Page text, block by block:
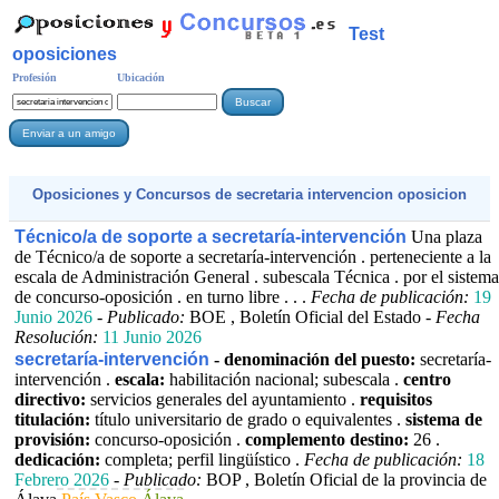
Test
oposiciones
Profesión Ubicación
Oposiciones y Concursos de secretaria intervencion oposicion
Técnico/a de soporte a secretaría-intervención Una plaza
de Técnico/a de soporte a secretaría-intervención . perteneciente a la
escala de Administración General . subescala Técnica . por el sistema
de concurso-oposición . en turno libre . . . Fecha de publicación: 19
Junio 2026 - Publicado: BOE , Boletín Oficial del Estado - Fecha
Resolución: 11 Junio 2026
secretaría-intervención - denominación del puesto: secretaría-
intervención . escala: habilitación nacional; subescala . centro
directivo: servicios generales del ayuntamiento . requisitos
titulación: título universitario de grado o equivalentes . sistema de
provisión: concurso-oposición . complemento destino: 26 .
dedicación: completa; perfil lingüístico . Fecha de publicación: 18
Febrero 2026 - Publicado: BOP , Boletín Oficial de la provincia de